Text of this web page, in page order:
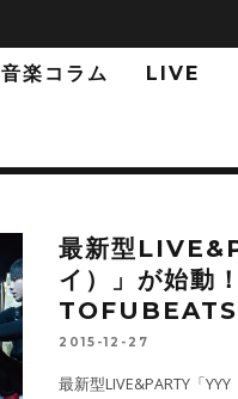
音楽コラム LIVE
最新型
イ）」が始動
TOFUBEATS
2015-12-27
最新型LIVE&PARTY「